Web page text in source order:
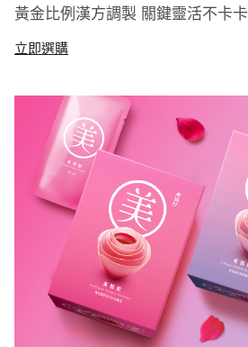
黃金比例漢方調製 關鍵靈活不卡卡
立即選購